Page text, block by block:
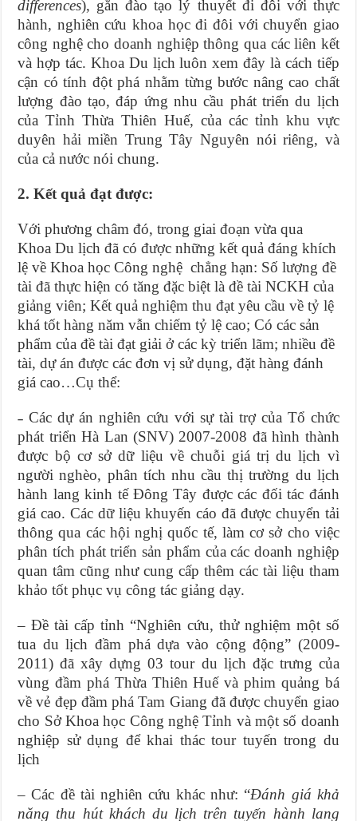
differences), gắn đào tạo lý thuyết đi đôi với thực
hành, nghiên cứu khoa học đi đôi với chuyển giao
công nghệ cho doanh nghiệp thông qua các liên kết
và hợp tác. Khoa Du lịch luôn xem đây là cách tiếp
cận có tính đột phá nhằm từng bước nâng cao chất
lượng đào tạo, đáp ứng nhu cầu phát triển du lịch
của Tỉnh Thừa Thiên Huế, của các tỉnh khu vực
duyên hải miền Trung Tây Nguyên nói riêng, và
của cả nước nói chung.
2. Kết quả đạt được:
Với phương châm đó, trong giai đoạn vừa qua
Khoa Du lịch đã có được những kết quả đáng khích
lệ về Khoa học Công nghệ chẳng hạn: Số lượng đề
tài đã thực hiện có tăng đặc biệt là đề tài NCKH của
giảng viên; Kết quả nghiệm thu đạt yêu cầu về tỷ lệ
khá tốt hàng năm vẫn chiếm tỷ lệ cao;Có các sản
phẩm của đề tài đạt giải ở các kỳ triển lãm; nhiều đề
tài, dự án được các đơn vị sử dụng, đặt hàng đánh
giá cao…Cụ thể:
– Các dự án nghiên cứu với sự tài trợ của Tổ chức
phát triển Hà Lan (SNV) 2007-2008 đã hình thành
được bộ cơ sở dữ liệu về chuỗi giá trị du lịch vì
người nghèo, phân tích nhu cầu thị trường du lịch
hành lang kinh tế Đông Tây được các đối tác đánh
giá cao. Các dữ liệu khuyến cáo đã được chuyển tải
thông qua các hội nghị quốc tế, làm cơ sở cho việc
phân tích phát triển sản phẩm của các doanh nghiệp
quan tâm cũng như cung cấp thêm các tài liệu tham
khảo tốt phục vụ công tác giảng dạy.
– Đề tài cấp tỉnh “Nghiên cứu, thử nghiệm một số
tua du lịch đầm phá dựa vào cộng động” (2009-
2011) đã xây dựng 03 tour du lịch đặc trưng của
vùng đầm phá Thừa Thiên Huế và phim quảng bá
về vẻ đẹp đầm phá Tam Giang đã được chuyển giao
cho Sở Khoa học Công nghệ Tỉnh và một số doanh
nghiệp sử dụng để khai thác tour tuyến trong du
lịch
– Các đề tài nghiên cứu khác như: “Đánh giá khả
năng thu hút khách du lịch trên tuyến hành lang